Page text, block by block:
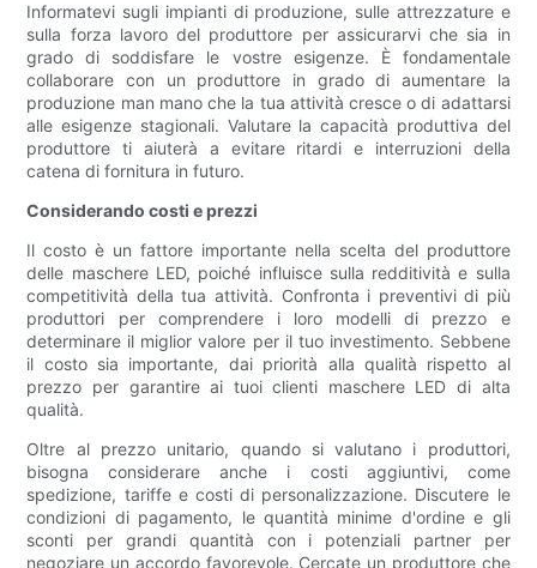
Informatevi sugli impianti di produzione, sulle attrezzature e
sulla forza lavoro del produttore per assicurarvi che sia in
grado di soddisfare le vostre esigenze. È fondamentale
collaborare con un produttore in grado di aumentare la
produzione man mano che la tua attività cresce o di adattarsi
alle esigenze stagionali. Valutare la capacità produttiva del
produttore ti aiuterà a evitare ritardi e interruzioni della
catena di fornitura in futuro.
Considerando costi e prezzi
Il costo è un fattore importante nella scelta del produttore
delle maschere LED, poiché influisce sulla redditività e sulla
competitività della tua attività. Confronta i preventivi di più
produttori per comprendere i loro modelli di prezzo e
determinare il miglior valore per il tuo investimento. Sebbene
il costo sia importante, dai priorità alla qualità rispetto al
prezzo per garantire ai tuoi clienti maschere LED di alta
qualità.
Oltre al prezzo unitario, quando si valutano i produttori,
bisogna considerare anche i costi aggiuntivi, come
spedizione, tariffe e costi di personalizzazione. Discutere le
condizioni di pagamento, le quantità minime d'ordine e gli
sconti per grandi quantità con i potenziali partner per
negoziare un accordo favorevole. Cercate un produttore che